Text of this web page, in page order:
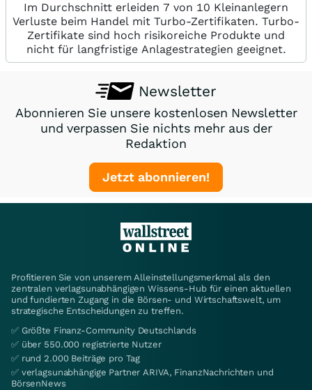
Im Durchschnitt erleiden 7 von 10 Kleinanlegern
Verluste beim Handel mit Turbo-Zertifikaten. Turbo-
Zertifikate sind hoch risikoreiche Produkte und
nicht für langfristige Anlagestrategien geeignet.
Newsletter
Abonnieren Sie unsere kostenlosen Newsletter
und verpassen Sie nichts mehr aus der
Redaktion
Jetzt abonnieren!
Profitieren Sie von unserem Alleinstellungsmerkmal als den
zentralen verlagsunabhängigen Wissens-Hub für einen aktuellen
und fundierten Zugang in die Börsen- und Wirtschaftswelt, um
strategische Entscheidungen zu treffen.
✅ Größte Finanz-Community Deutschlands
✅ über 550.000 registrierte Nutzer
✅ rund 2.000 Beiträge pro Tag
✅ verlagsunabhängige Partner ARIVA, FinanzNachrichten und
BörsenNews